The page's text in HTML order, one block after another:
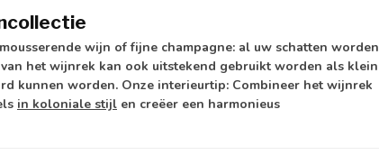
wijn of fijne champagne: al uw schatten worden
het wijnrek kan ook uitstekend gebruikt worden als klein
kunnen worden. Onze interieurtip: Combineer het wijnrek
in koloniale stijl en creëer een harmonieus